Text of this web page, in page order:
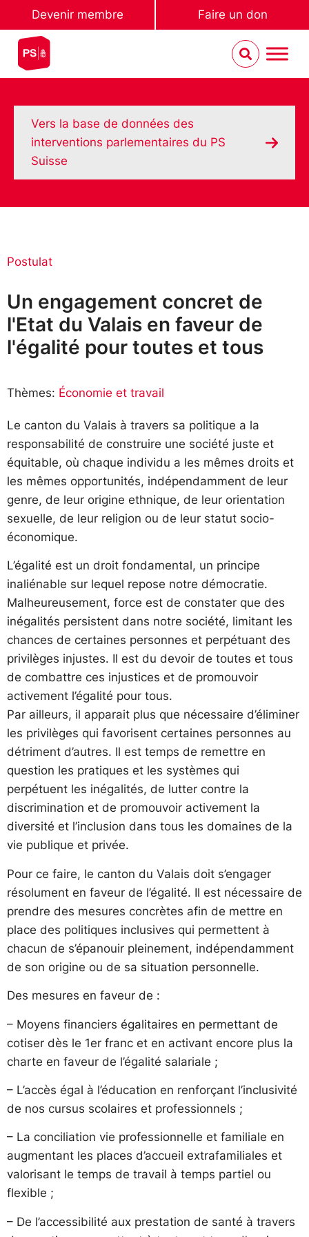
Devenir membre Faire un don
Vers la base de données des
interventions parlementaires du PS
Suisse
Postulat
Un engagement concret de
l'Etat du Valais en faveur de
l'égalité pour toutes et tous
Thèmes: Économie et travail
Le canton du Valais à travers sa politique a la
responsabilité de construire une société juste et
équitable, où chaque individu a les mêmes droits et
les mêmes opportunités, indépendamment de leur
genre, de leur origine ethnique, de leur orientation
sexuelle, de leur religion ou de leur statut socio-
économique.
L’égalité est un droit fondamental, un principe
inaliénable sur lequel repose notre démocratie.
Malheureusement, force est de constater que des
inégalités persistent dans notre société, limitant les
chances de certaines personnes et perpétuant des
privilèges injustes. Il est du devoir de toutes et tous
de combattre ces injustices et de promouvoir
activement l’égalité pour tous.
Par ailleurs, il apparait plus que nécessaire d’éliminer
les privilèges qui favorisent certaines personnes au
détriment d’autres. Il est temps de remettre en
question les pratiques et les systèmes qui
perpétuent les inégalités, de lutter contre la
discrimination et de promouvoir activement la
diversité et l’inclusion dans tous les domaines de la
vie publique et privée.
Pour ce faire, le canton du Valais doit s’engager
résolument en faveur de l’égalité. Il est nécessaire de
prendre des mesures concrètes afin de mettre en
place des politiques inclusives qui permettent à
chacun de s’épanouir pleinement, indépendamment
de son origine ou de sa situation personnelle.
Des mesures en faveur de :
– Moyens financiers égalitaires en permettant de
cotiser dès le 1er franc et en activant encore plus la
charte en faveur de l’égalité salariale ;
– L’accès égal à l’éducation en renforçant l’inclusivité
de nos cursus scolaires et professionnels ;
– La conciliation vie professionnelle et familiale en
augmentant les places d’accueil extrafamiliales et
valorisant le temps de travail à temps partiel ou
flexible ;
– De l’accessibilité aux prestation de santé à travers